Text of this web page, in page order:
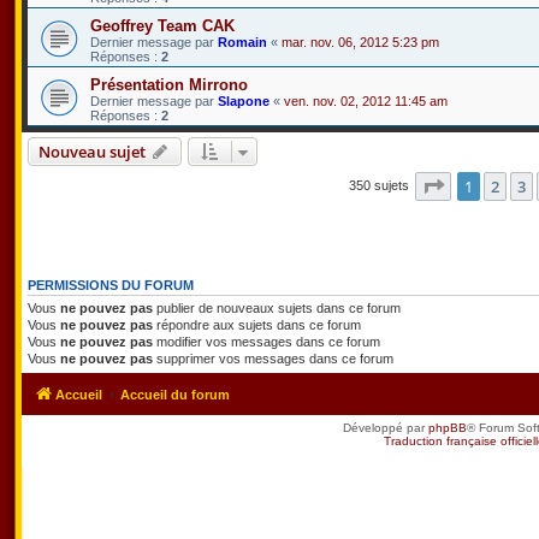
Geoffrey Team CAK
Dernier message par Romain « mar. nov. 06, 2012 5:23 pm
Réponses : 2
Présentation Mirrono
Dernier message par Slapone « ven. nov. 02, 2012 11:45 am
Réponses : 2
Nouveau sujet
350 sujets Page 1sur7
1 2 3
PERMISSIONS DU FORUM
Vous ne pouvez pas publier de nouveaux sujets dans ce forum
Vous ne pouvez pas répondre aux sujets dans ce forum
Vous ne pouvez pas modifier vos messages dans ce forum
Vous ne pouvez pas supprimer vos messages dans ce forum
Accueil Accueil du forum
Développé parphpBB® Forum
Traduction française